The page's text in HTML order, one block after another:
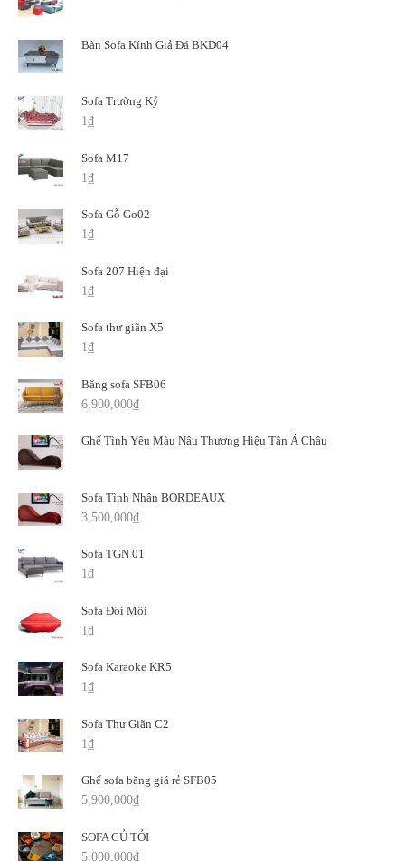
Bàn Sofa Kính Giả Đá BKD04
Sofa Trường Kỷ
1₫
Sofa M17
1₫
Sofa Gỗ Go02
1₫
Sofa 207 Hiện đại
1₫
Sofa thư giãn X5
1₫
Băng sofa SFB06
6,900,000₫
Ghế Tình Yêu Màu Nâu Thương Hiệu Tân Á Châu
Sofa Tình Nhân BORDEAUX
3,500,000₫
Sofa TGN 01
1₫
Sofa Đôi Môi
1₫
Sofa Karaoke KR5
1₫
Sofa Thư Giãn C2
1₫
Ghế sofa băng giá rẻ SFB05
5,900,000₫
SOFA CỦ TỎI
5,000,000₫